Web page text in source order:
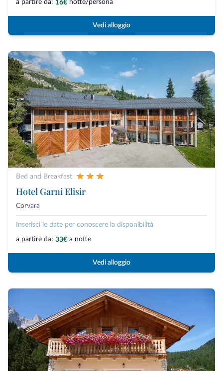
a partire da: 16€ notte/persona
Vedi alloggio
Bed and Breakfast
Hotel Garni Elisir
Corvara
Inserisci le date per conoscere la disponibilità
a partire da: 33€ a notte
Vedi alloggio